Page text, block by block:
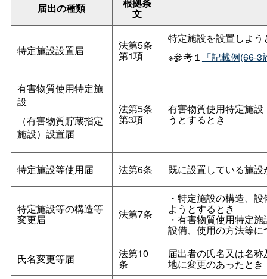
届出の種類 文
特定施設設置届 法第5条
第1項
特定施設を設置しよう
※参考１ 「記載例(66-
有害物質使用特定施
設
（有害物質貯蔵指定
施設）設置届
法第5条
第3項
有害物質使用特定施
うとするとき
特定施設等使用届 法第6条 既に設置している施
特定施設等の構造等
変更届 法第7条
・特定施設の構造、
ようとするとき
・有害物質使用特定
設備、使用の方法等
氏名変更等届 法第10
条
届出者の氏名又は名
地に変更のあったとき